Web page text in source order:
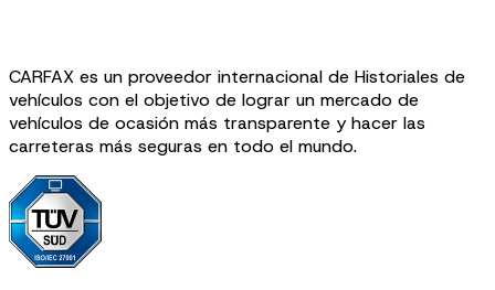
CARFAX es un proveedor internacional de Historiales de
vehículos con el objetivo de lograr un mercado de
vehículos de ocasión más transparente y hacer las
carreteras más seguras en todo el mundo.